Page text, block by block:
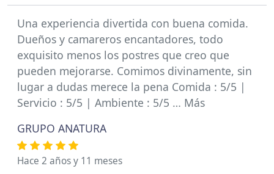
Una experiencia divertida con buena comida.
Dueños y camareros encantadores, todo
exquisito menos los postres que creo que
pueden mejorarse. Comimos divinamente, sin
lugar a dudas merece la pena Comida : 5/5 |
Servicio : 5/5 | Ambiente : 5/5 … Más
GRUPO ANATURA
Hace 2 años y 11 meses